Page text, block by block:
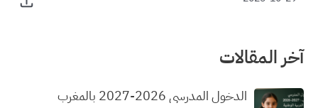
آخر المقالات
الدخول المدرسي 2026-2027 بالمغرب